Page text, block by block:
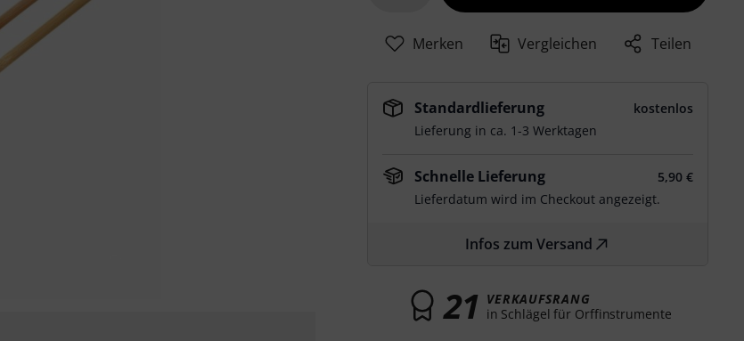
Merken Vergleichen Teilen
Standardlieferung
kostenlos
Lieferung in ca. 1-3 Werktagen
Schnelle Lieferung
5,90 €
Lieferdatum wird im Checkout angezeigt.
Infos zum Versand
21 VERKAUFSRANG
in Schlägel für Orffinstrumente